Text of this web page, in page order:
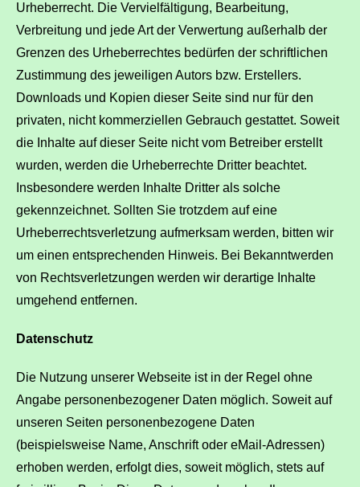
Urheberrecht. Die Vervielfältigung, Bearbeitung,
Verbreitung und jede Art der Verwertung außerhalb der
Grenzen des Urheberrechtes bedürfen der schriftlichen
Zustimmung des jeweiligen Autors bzw. Erstellers.
Downloads und Kopien dieser Seite sind nur für den
privaten, nicht kommerziellen Gebrauch gestattet. Soweit
die Inhalte auf dieser Seite nicht vom Betreiber erstellt
wurden, werden die Urheberrechte Dritter beachtet.
Insbesondere werden Inhalte Dritter als solche
gekennzeichnet. Sollten Sie trotzdem auf eine
Urheberrechtsverletzung aufmerksam werden, bitten wir
um einen entsprechenden Hinweis. Bei Bekanntwerden
von Rechtsverletzungen werden wir derartige Inhalte
umgehend entfernen.
Datenschutz
Die Nutzung unserer Webseite ist in der Regel ohne
Angabe personenbezogener Daten möglich. Soweit auf
unseren Seiten personenbezogene Daten
(beispielsweise Name, Anschrift oder eMail-Adressen)
erhoben werden, erfolgt dies, soweit möglich, stets auf